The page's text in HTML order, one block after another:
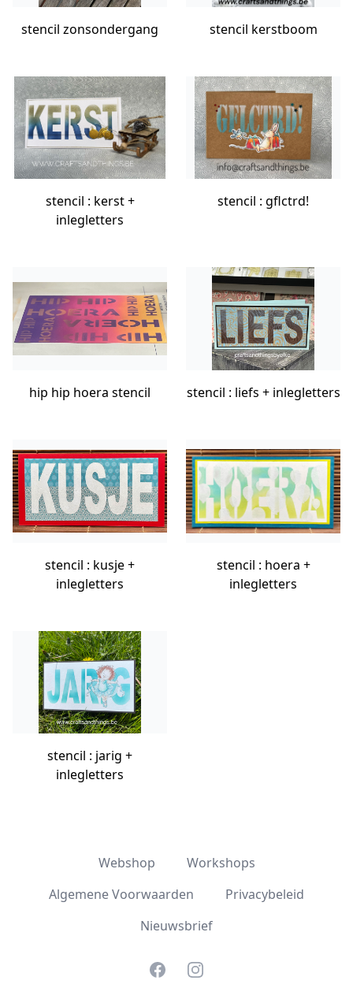
stencil zonsondergang stencil kerstboom
stencil : kerst +
inlegletters
stencil : gflctrd!
hip hip hoera stencil stencil : liefs + inlegletters
stencil : kusje +
inlegletters
stencil : hoera +
inlegletters
stencil : jarig +
inlegletters
Webshop
Workshops
Algemene Voorwaarden
Privacybeleid
Nieuwsbrief
FacebookInstagram